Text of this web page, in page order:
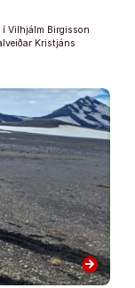
Vilhjálm Birgisson
Kristjáns
arrow_forward